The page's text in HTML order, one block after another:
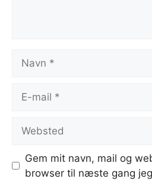
mail
Gem mit navn, mail og
browser til næste gang